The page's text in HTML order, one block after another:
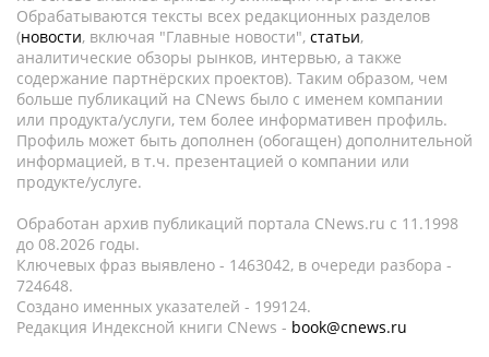
Обрабатываются тексты всех редакционных разделов
(новости, включая "Главные новости", статьи,
аналитические обзоры рынков, интервью, а также
содержание партнёрских проектов). Таким образом, чем
больше публикаций на CNews было с именем компании
или продукта/услуги, тем более информативен профиль.
Профиль может быть дополнен (обогащен) дополнительной
информацией, в т.ч. презентацией о компании или
продукте/услуге.
Обработан архив публикаций портала CNews.ru c 11.1998
до 08.2026 годы.
Ключевых фраз выявлено - 1463042, в очереди разбора -
724648.
Создано именных указателей - 199124.
Редакция Индексной книги CNews - book@cnews.ru